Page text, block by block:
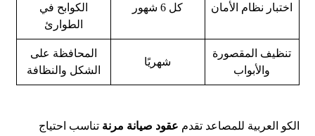
اختبار نظام الأمان كل 6 شهور
الكوابح في
الطوارئ
تنظيف المقصورة
والأبواب
شهريًا
المحافظة على
الشكل والنظافة
الكو العربية للمصاعد تقدم عقود صيانة مرنة تناسب احتياج